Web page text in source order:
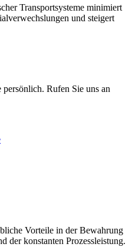
Transportsysteme minimiert
und steigert
Rufen Sie uns an
Vorteile in der Bewahrung
der konstanten Prozessleistung.